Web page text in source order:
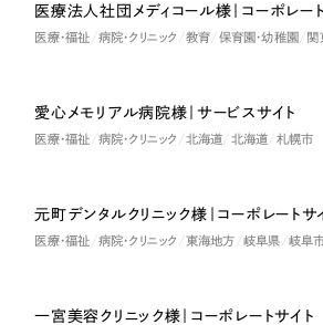
Nominee
医療法人社団メディコール様｜コーポレー
医療・福祉 病院・クリニック 教育 保育園・幼稚園 関
愛心メモリアル病院様｜サービスサイト
医療・福祉 病院・クリニック 北海道 北海道 札幌市
元町デンタルクリニック様｜コーポレートサ
医療・福祉 病院・クリニック 東海地方 岐阜県 岐阜
一宮美容クリニック様｜コーポレートサイト